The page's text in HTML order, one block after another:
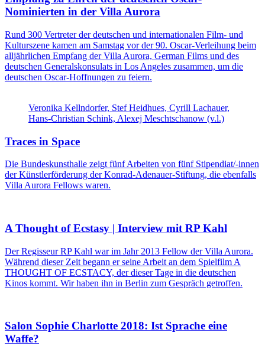
Nominierten in der Villa Aurora
Rund 300 Vertreter der deutschen und internationalen Film- und
Kulturszene kamen am Samstag vor der 90. Oscar-Verleihung beim
alljährlichen Empfang der Villa Aurora, German Films und des
deutschen Generalskonsulats in Los Angeles zusammen, um die
deutschen Oscar-Hoffnungen zu feiern.
Veronika Kellndorfer, Stef Heidhues, Cyrill Lachauer,
Hans-Christian Schink, Alexej Meschtschanow (v.l.)
Traces in Space
Die Bundeskunsthalle zeigt fünf Arbeiten von fünf Stipendiat/-innen
der Künstlerförderung der Konrad-Adenauer-Stiftung, die ebenfalls
Villa Aurora Fellows waren.
A Thought of Ecstasy | Interview mit RP Kahl
Der Regisseur RP Kahl war im Jahr 2013 Fellow der Villa Aurora.
Während dieser Zeit begann er seine Arbeit an dem Spielfilm A
THOUGHT OF ECSTACY, der dieser Tage in die deutschen
Kinos kommt. Wir haben ihn in Berlin zum Gespräch getroffen.
Salon Sophie Charlotte 2018: Ist Sprache eine
Waffe?